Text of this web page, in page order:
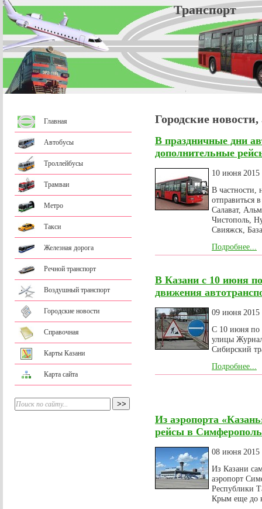
Главная
Автобусы
Троллейбусы
Трамваи
Метро
Такси
Железная дорога
Речной транспорт
Воздушный транспорт
Городские новости
Справочная
Карты Казани
Карта сайта
Городские
В праздничные дни
дополнительные
10 июня 2015
В частности,
отправиться
Салават,
Чистополь,
Свияжск,
Подробнее...
В Казани с 10 июня
движения
09 июня 2015
С 10 июня по
улицы
Сибирский
Подробнее...
Из аэропорта
рейсы в Симферополь
08 июня 2015
Из Казани
аэропорт
Республики
Крым еще до